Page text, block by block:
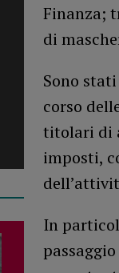
Finanza;
di
Sono
corso
titolari di
imposti,
In